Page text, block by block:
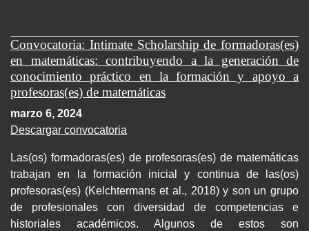
Convocatoria: Intimate Scholarship de formadoras(es)
en matemáticas: contribuyendo a la generación de
conocimiento práctico en la formación y apoyo a
profesoras(es) de matemáticas
marzo 6, 2024
Descargar convocatoria
Las(os) formadoras(es) de profesoras(es) de matemáticas
trabajan en la formación inicial y continua de las(os)
profesoras(es) (Kelchtermans et al., 2018) y son un grupo
de profesionales con diversidad de competencias e
historiales académicos. Algunos de estos son